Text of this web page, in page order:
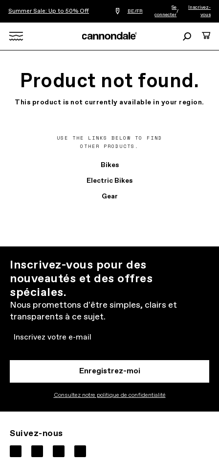
Summer Sale: Up to 50% Off
Trouver
le
plus
BE/FR
Se
connecter
/
Inscrivez-
vous
Recherche
Product not found.
This product is not currently available in your region.
USE THE LINKS BELOW TO FIND
OTHER PRODUCTS.
Bikes
Electric Bikes
Gear
Inscrivez-vous pour des
nouveautés et des offres
spéciales.
Nous promettons d'être simples, clairs et
transparents à ce sujet.
Email
Enregistrez-moi
Consultez notre politique de confidentialité
Suivez-nous